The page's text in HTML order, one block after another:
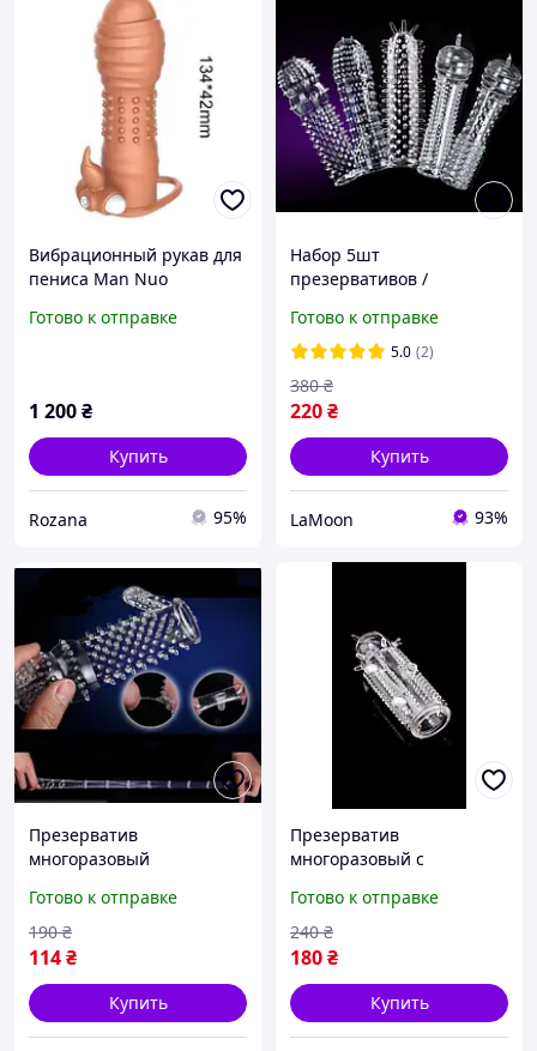
Вибрационный рукав для
пениса Man Nuo
презерватив задержка
Готово к отправке
1 200₴
Купить
Rozana 95%
Набор 5шт
презервативов /
многоразовый
силиконовый
Многоразовая насадка на
член презервативы
усачи
Готово к отправке
5.0 (2)
220₴
380 ₴
Купить
LaMoon 93%
Презерватив
многоразовый
Готово к отправке
114₴
190 ₴
Купить
Презерватив
многоразовый с
Готово к отправке
180₴
240 ₴
Купить